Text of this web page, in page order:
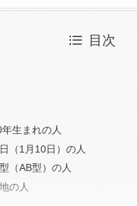
目次
生まれの人
（1月10日）の人
（AB型）の人
の人